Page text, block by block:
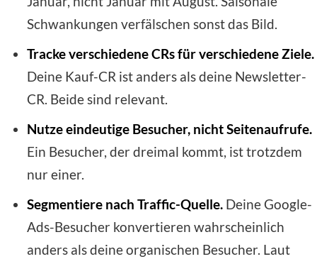
Schwankungen verfälschen sonst das Bild.
Tracke verschiedene CRs für verschiedene Ziele.
Deine Kauf-CR ist anders als deine Newsletter-
CR. Beide sind relevant.
Nutze eindeutige Besucher, nicht Seitenaufrufe.
Ein Besucher, der dreimal kommt, ist trotzdem
nur einer.
Segmentiere nach Traffic-Quelle. Deine Google-
Ads-Besucher konvertieren wahrscheinlich
anders als deine organischen Besucher. Laut